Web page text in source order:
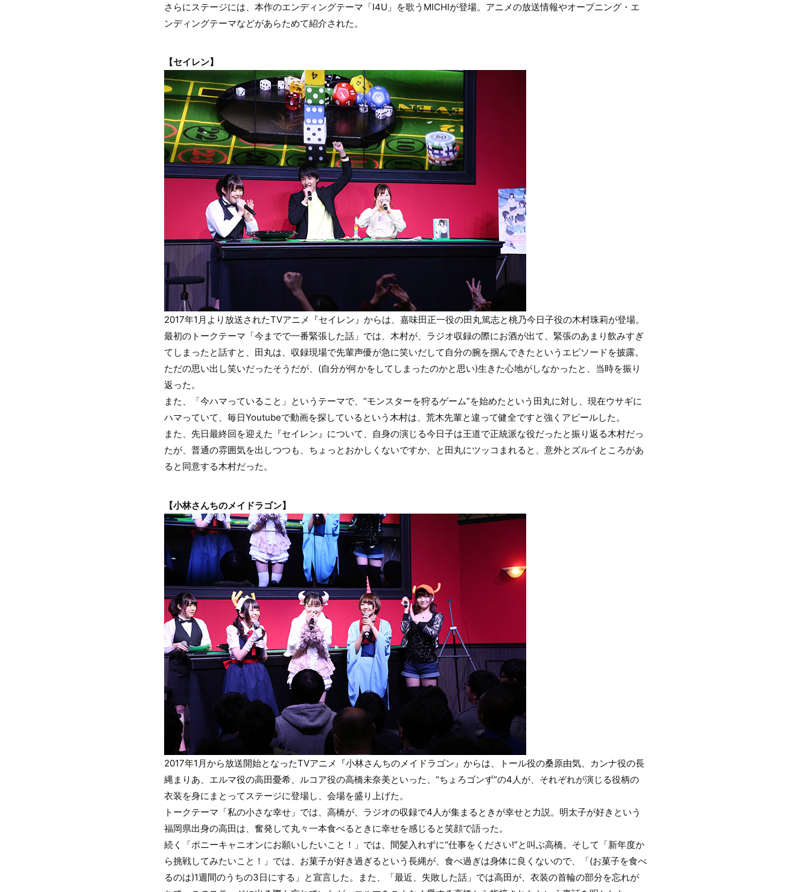
さらにステージには、本作のエンディングテーマ「I4U」を歌うMICHIが登場。アニメの放送情報やオープニング・エ
ンディングテーマなどがあらためて紹介された。
【セイレン】
2017年1月より放送されたTVアニメ『セイレン』からは、嘉味田正一役の田丸篤志と桃乃今日子役の木村珠莉が登場。
最初のトークテーマ「今までで一番緊張した話」では、木村が、ラジオ収録の際にお酒が出て、緊張のあまり飲みすぎ
てしまったと話すと、田丸は、収録現場で先輩声優が急に笑いだして自分の腕を掴んできたというエピソードを披露。
ただの思い出し笑いだったそうだが、(自分が何かをしてしまったのかと思い)生きた心地がしなかったと、当時を振り
返った。
また、「今ハマっていること」というテーマで、“モンスターを狩るゲーム”を始めたという田丸に対し、現在ウサギに
ハマっていて、毎日Youtubeで動画を探しているという木村は、荒木先輩と違って健全ですと強くアピールした。
また、先日最終回を迎えた『セイレン』について、自身の演じる今日子は王道で正統派な役だったと振り返る木村だっ
たが、普通の雰囲気を出しつつも、ちょっとおかしくないですか、と田丸にツッコまれると、意外とズルイところがあ
ると同意する木村だった。
【小林さんちのメイドラゴン】
2017年1月から放送開始となったTVアニメ『小林さんちのメイドラゴン』からは、トール役の桑原由気、カンナ役の長
縄まりあ、エルマ役の高田憂希、ルコア役の高橋未奈美といった、“ちょろゴンず”の4人が、それぞれが演じる役柄の
衣装を身にまとってステージに登場し、会場を盛り上げた。
トークテーマ「私の小さな幸せ」では、高橋が、ラジオの収録で4人が集まるときが幸せと力説。明太子が好きという
福岡県出身の高田は、奮発して丸々一本食べるときに幸せを感じると笑顔で語った。
続く「ポニーキャニオンにお願いしたいこと！」では、間髪入れずに“仕事をください!”と叫ぶ高橋。そして「新年度か
ら挑戦してみたいこと！」では、お菓子が好き過ぎるという長縄が、食べ過ぎは身体に良くないので、「(お菓子を食べ
るのは)1週間のうちの3日にする」と宣言した。また、「最近、失敗した話」では高田が、衣装の首輪の部分を忘れが